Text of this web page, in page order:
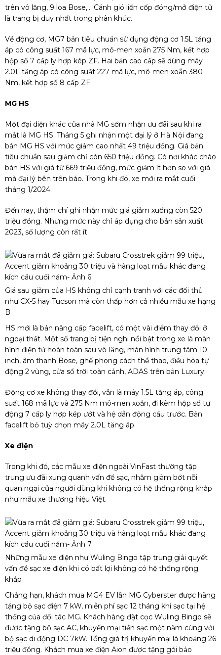
trên vô lăng, 9 loa Bose,... Cánh gió liền cốp đóng/mở điện tử
là trang bị duy nhất trong phân khúc.
Về động cơ, MG7 bản tiêu chuẩn sử dụng động cơ 1.5L tăng
áp có công suất 167 mã lực, mô-men xoắn 275 Nm, kết hợp
hộp số 7 cấp ly hợp kép ZF. Hai bản cao cấp sẽ dùng máy
2.0L tăng áp có công suất 227 mã lực, mô-men xoắn 380
Nm, kết hợp số 8 cấp ZF.
MG HS
Một đại diện khác của nhà MG sớm nhận ưu đãi sau khi ra
mắt là MG HS. Tháng 5 ghi nhận một đại lý ở Hà Nội đang
bán MG HS với mức giảm cao nhất 49 triệu đồng. Giá bản
tiêu chuẩn sau giảm chỉ còn 650 triệu đồng. Có nơi khác chào
bán HS với giá từ 669 triệu đồng, mức giảm ít hơn so với giá
mà đại lý bên trên báo. Trong khi đó, xe mới ra mắt cuối
tháng 1/2024.
Đến nay, thậm chí ghi nhận mức giá giảm xuống còn 520
triệu đồng. Nhưng mức này chỉ áp dụng cho bản sản xuất
2023, số lượng còn rất ít.
Giá sau giảm của HS không chỉ cạnh tranh với các đối thủ
như CX-5 hay Tucson mà còn thấp hơn cả nhiều mẫu xe hạng
B
HS mới là bản nâng cấp facelift, có một vài điểm thay đổi ở
ngoại thất. Một số trang bị tiện nghi nổi bật trong xe là màn
hình điện tử hoàn toàn sau vô-lăng, màn hình trung tâm 10
inch, âm thanh Bose, ghế phong cách thể thao, điều hòa tự
động 2 vùng, cửa sổ trời toàn cảnh, ADAS trên bản Luxury.
Động cơ xe không thay đổi, vẫn là máy 1.5L tăng áp, công
suất 168 mã lực và 275 Nm mô-men xoắn, đi kèm hộp số tự
động 7 cấp ly hợp kép ướt và hệ dẫn động cầu trước. Bản
facelift bỏ tuỳ chọn máy 2.0L tăng áp.
Xe điện
Trong khi đó, các mẫu xe điện ngoài VinFast thường tập
trung ưu đãi xung quanh vấn đề sạc, nhằm giảm bớt nỗi
quan ngại của người dùng khi không có hệ thống rộng khắp
như mẫu xe thương hiệu Việt.
Những mẫu xe điện như Wuling Bingo tập trung giải quyết
vấn đề sạc xe điện khi có bất lợi không có hệ thống rộng
khắp
Chẳng hạn, khách mua MG4 EV lẫn MG Cyberster được hãng
tặng bộ sạc điện 7 kW, miễn phí sạc 12 tháng khi sạc tại hệ
thống của đối tác MG. Khách hàng đặt cọc Wuling Bingo sẽ
được tặng bộ sạc AC, khuyến mại tiền sạc một năm cùng với
bộ sạc di động DC 7kW. Tổng giá trị khuyến mại là khoảng 26
triệu đồng. Khách mua xe điện Aion được tặng gói bảo